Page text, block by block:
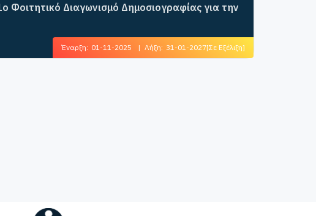
Φοιτητικό Διαγωνισμό Δημοσιογραφίας για την
Έναρξη: 01-11-2025 | Λήξη: 31-01-2027[Σε Εξέλιξη]